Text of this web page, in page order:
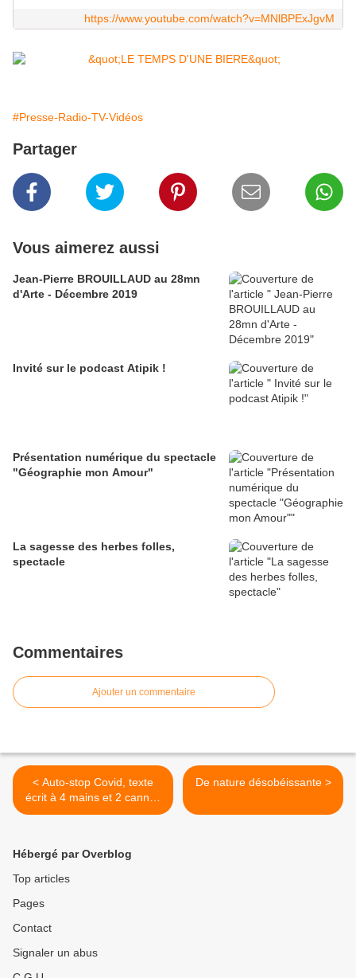
https://www.youtube.com/watch?v=MNlBPExJgvM
#Presse-Radio-TV-Vidéos
Partager
Vous aimerez aussi
Jean-Pierre BROUILLAUD au 28mn
d'Arte - Décembre 2019
Invité sur le podcast Atipik !
Présentation numérique du spectacle
"Géographie mon Amour"
La sagesse des herbes folles,
spectacle
Commentaires
Ajouter un commentaire
< Auto-stop Covid, texte
écrit à 4 mains et 2 cannes
blanches avec Nicolas
De nature désobéissante >
Hébergé par Overblog
Top articles
Pages
Contact
Signaler un abus